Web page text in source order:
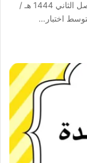
اختبار نهائي المهارات الرقمية الثاني المتوسط الفصل الثاني 1444 هـ /